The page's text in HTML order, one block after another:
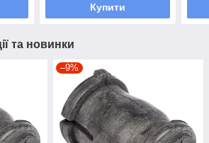
Купити
та новинки
–9%